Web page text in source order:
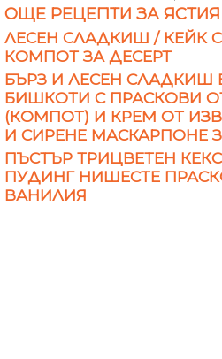
ОЩЕ РЕЦЕПТИ ЗА
ЛЕСЕН СЛАДКИШ / КЕЙК
КОМПОТ ЗА ДЕСЕРТ
БЪРЗ И ЛЕСЕН СЛАДКИШ
БИШКОТИ С ПРАСКОВИ
(КОМПОТ) И КРЕМ ОТ
И СИРЕНЕ МАСКАРПОНЕ
ПЪСТЪР ТРИЦВЕТЕН
ПУДИНГ НИШЕСТЕ
ВАНИЛИЯ